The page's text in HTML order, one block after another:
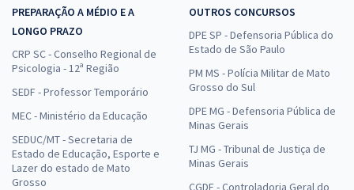
PREPARAÇÃO A MÉDIO E A
LONGO PRAZO
CRP SC - Conselho Regional de
Psicologia - 12ª Região
SEDF - Professor Temporário
MEC - Ministério da Educação
SEDUC/MT - Secretaria de
Estado de Educação, Esporte e
Lazer do estado de Mato
Grosso
OUTROS CONCURSOS
DPE SP - Defensoria Pública do
Estado de São Paulo
PM MS - Polícia Militar de Mato
Grosso do Sul
DPE MG - Defensoria Pública de
Minas Gerais
TJ MG - Tribunal de Justiça de
Minas Gerais
CGDF - Controladoria Geral do